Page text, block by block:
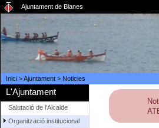
Ajuntament de Blanes
Inici>Ajuntament> Noticies
L'Ajuntament
Salutació de l'Alcalde
Organització institucional